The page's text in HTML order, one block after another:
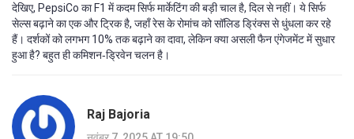
देखिए, PepsiCo का F1 में कदम सिर्फ मार्केटिंग की बड़ी चाल है, दिल से नहीं। ये सिर्फ
सेल्स बढ़ाने का एक और ट्रिक है, जहाँ रेस के रोमांच को सॉलिड ड्रिंक्स से धुंधला कर रहे
हैं। दर्शकों को लगभग 10% तक बढ़ाने का दावा, लेकिन क्या असली फैन एंगेजमेंट में सुधार
हुआ है? बहुत ही कमिशन‑ड्रिवेन चलन है।
Raj Bajoria